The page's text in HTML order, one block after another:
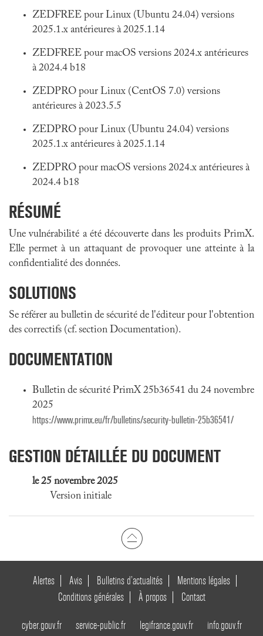
ZEDFREE pour Linux (Ubuntu 24.04) versions
2025.1.x antérieures à 2025.1.14
ZEDFREE pour macOS versions 2024.x antérieures
à 2024.4 b18
ZEDPRO pour Linux (CentOS 7.0) versions
antérieures à 2023.5.5
ZEDPRO pour Linux (Ubuntu 24.04) versions
2025.1.x antérieures à 2025.1.14
ZEDPRO pour macOS versions 2024.x antérieures à
2024.4 b18
RÉSUMÉ
Une vulnérabilité a été découverte dans les produits PrimX.
Elle permet à un attaquant de provoquer une atteinte à la
confidentialité des données.
SOLUTIONS
Se référer au bulletin de sécurité de l'éditeur pour l'obtention
des correctifs (cf. section Documentation).
DOCUMENTATION
Bulletin de sécurité PrimX 25b36541 du 24 novembre
2025
https://www.primx.eu/fr/bulletins/security-bulletin-25b36541/
GESTION DÉTAILLÉE DU DOCUMENT
le 25 novembre 2025
Version initiale
Alertes Avis Bulletins d’actualités
Mentions légales
Conditions générales
À propos Contact
cyber.gouv.fr service-public.fr legifrance.gouv.fr
info.gouv.fr